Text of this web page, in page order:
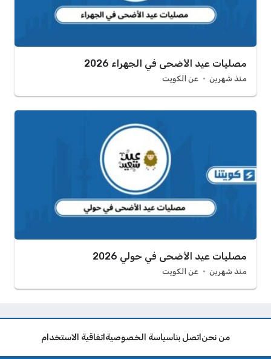
مصليات عيد الأضحى في الجهراء 2026
منذ شهرين عن الكويت
مصليات عيد الأضحى في حولي 2026
منذ شهرين عن الكويت
من نحن اتصل بناسياسة الخصوصية اتفاقية الاستخدام